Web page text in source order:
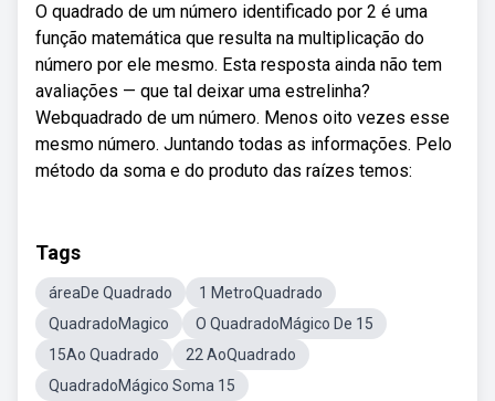
O quadrado de um número identificado por 2 é uma
função matemática que resulta na multiplicação do
número por ele mesmo. Esta resposta ainda não tem
avaliações — que tal deixar uma estrelinha?
Webquadrado de um número. Menos oito vezes esse
mesmo número. Juntando todas as informações. Pelo
método da soma e do produto das raízes temos:
Tags
áreaDe Quadrado
1 MetroQuadrado
QuadradoMagico
O QuadradoMágico De 15
15Ao Quadrado
22 AoQuadrado
QuadradoMágico Soma 15